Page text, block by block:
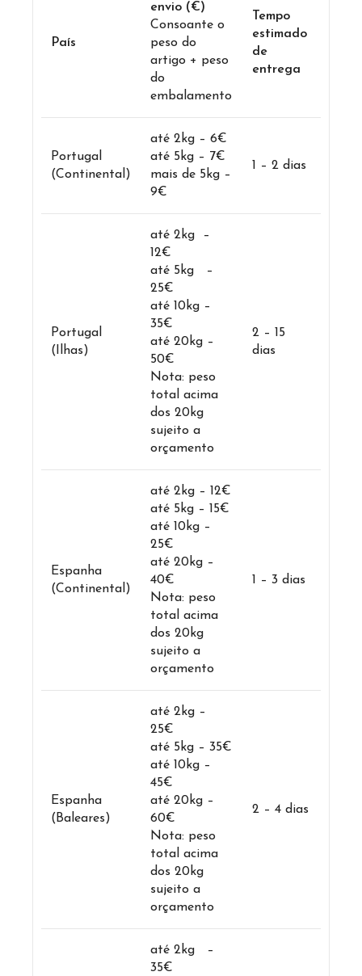
País
envio (€)
Consoante o
peso do
artigo + peso
do
embalamento
Tempo
estimado
de
entrega
Portugal
(Continental)
até 2kg – 6€
até 5kg – 7€
mais de 5kg –
9€
1 – 2 dias
Portugal
(Ilhas)
até 2kg –
12€
até 5kg –
25€
até 10kg –
35€
até 20kg –
50€
Nota: peso
total acima
dos 20kg
sujeito a
orçamento
2 – 15
dias
Espanha
(Continental)
até 2kg – 12€
até 5kg – 15€
até 10kg –
25€
até 20kg –
40€
Nota: peso
total acima
dos 20kg
sujeito a
orçamento
1 – 3 dias
Espanha
(Baleares)
até 2kg –
25€
até 5kg – 35€
até 10kg –
45€
até 20kg –
60€
Nota: peso
total acima
dos 20kg
sujeito a
orçamento
2 – 4 dias
até 2kg –
35€